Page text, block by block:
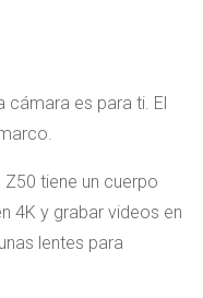
cámara es para ti. El
tiene un cuerpo
4K y grabar videos en
lentes para